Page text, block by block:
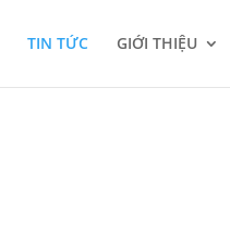
TIN TỨC GIỚI THIỆU